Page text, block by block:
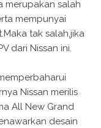
merupakan salah
mempunyai
tak salah,jika
dari Nissan ini.
Nissan merilis
All New Grand
desain